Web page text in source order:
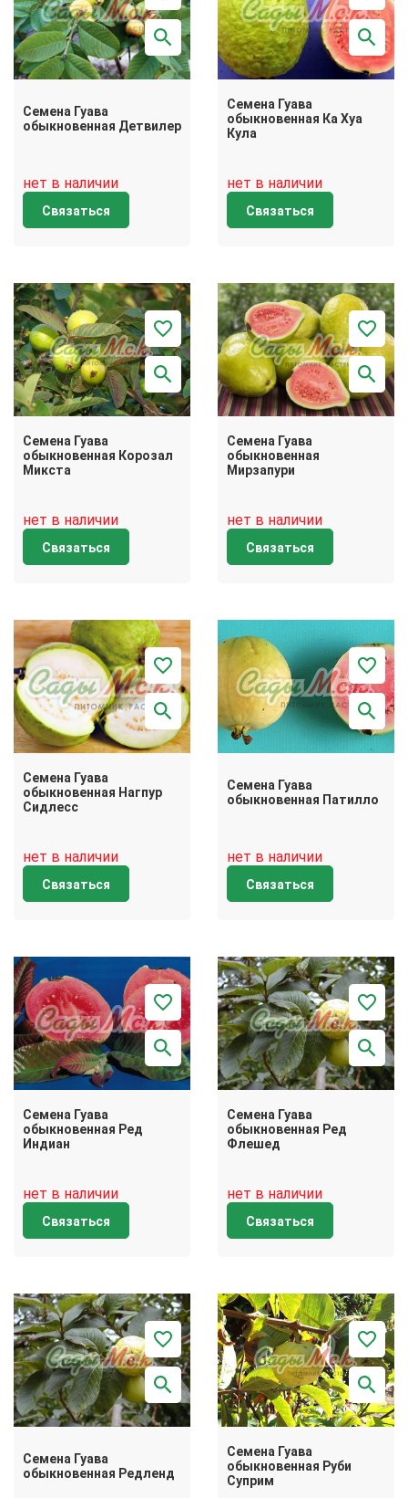
Семена Гуава
обыкновенная Детвилер
нет в наличии
Связаться
Семена Гуава
обыкновенная Ка Хуа
Кула
нет в наличии
Связаться
Семена Гуава
обыкновенная Корозал
Микста
нет в наличии
Связаться
Семена Гуава
обыкновенная
Мирзапури
нет в наличии
Связаться
Семена Гуава
обыкновенная Нагпур
Сидлесс
нет в наличии
Связаться
Семена Гуава
обыкновенная Патилло
нет в наличии
Связаться
Семена Гуава
обыкновенная Ред
Индиан
нет в наличии
Связаться
Семена Гуава
обыкновенная Ред
Флешед
нет в наличии
Связаться
Семена Гуава
обыкновенная Редленд
Семена Гуава
обыкновенная Руби
Суприм